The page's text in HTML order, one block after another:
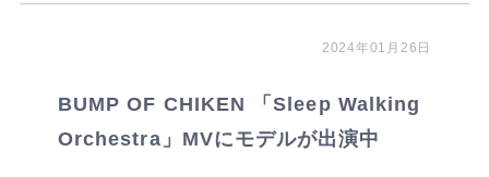
2024年01月26日
BUMP OF CHIKEN 「Sleep Walking
Orchestra」MVにモデルが出演中